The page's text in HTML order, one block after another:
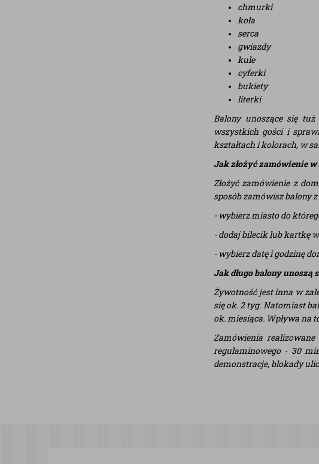
chmurki
koła
serca
gwiazdy
kule
cyferki
bukiety
literki
Balony unoszące się
wszystkich gości i
kształtach i kolorach, w
Jak złożyć zamówienie
Złożyć zamówienie z
sposób zamówisz balony
- wybierz miasto do
- dodaj bilecik lub kartkę
- wybierz datę i godzinę
Jak długo balony unoszą
Żywotność jest inna w
się ok. 2 tyg. Natomiast
ok. miesiąca. Wpływa na
Zamówienia
regulaminowego - 30
demonstracje, blokady